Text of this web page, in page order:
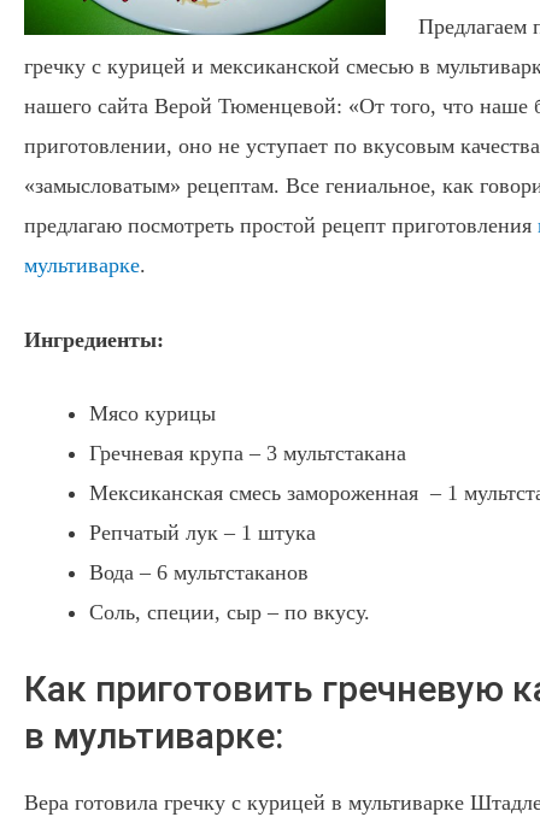
Предлагаем
гречку с курицей и мексиканской смесью в
нашего сайта Верой Тюменцевой: «От того, что наше
приготовлении, оно не уступает по вкусовым
«замысловатым» рецептам. Все гениальное, как
предлагаю посмотреть простой рецепт приготовления
мультиварке.
Ингредиенты:
Мясо курицы
Гречневая крупа – 3 мультстакана
Мексиканская смесь замороженная – 1
Репчатый лук – 1 штука
Вода – 6 мультстаканов
Соль, специи, сыр – по вкусу.
Как приготовить гречневую
в мультиварке:
Вера готовила гречку с курицей в мультиварке